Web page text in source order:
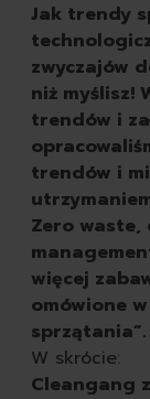
Jak trendy
zwyczajów
niż myślisz!
trendów i
trendów i
Zero
więcej
omówione
sprzątania”.
W skrócie:
Cleangang